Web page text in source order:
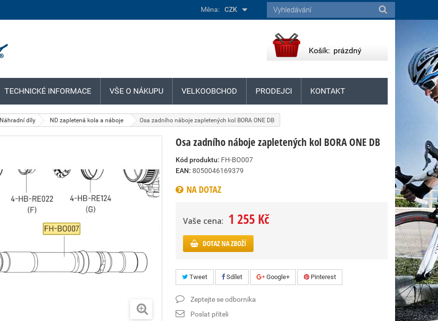
Náhradní díly ND zapletená kola a náboje Osa zadního náboje zapletených kol BORA ONE DB
Osa zadního náboje zapletených kol BORA ONE DB
Kód produktu: FH-BO007
EAN: 8050046169379
NA DOTAZ
Vaše cena: 1 255 Kč
DOTAZ NA ZBOŽÍ
Tweet Sdílet Google+ Pinterest
Zeptejte se odborníka
Poslat příteli
Měna: CZK
Košík: prázdný
TECHNICKÉ INFORMACE VŠE O NÁKUPU VELKOOBCHOD PRODEJCI KONTAKT